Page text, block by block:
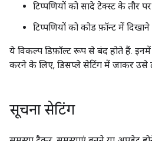
टिप्पणियों को सादे टेक्स्ट के तौर
टिप्पणियों को कोड फ़ॉन्ट में
ये विकल्प डिफ़ॉल्ट रूप से बंद होते हैं.
करने के लिए, डिसप्ले सेटिंग में जाकर उसे
सूचना सेटिंग